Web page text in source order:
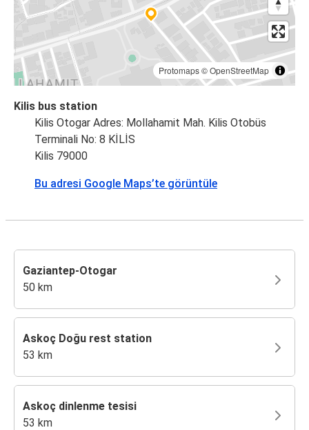
Protomaps©OpenStreetMap
Kilis bus station
Kilis Otogar Adres: Mollahamit Mah. Kilis Otobüs
Terminali No: 8 KİLİS
Kilis 79000
Bu adresi Google Maps’te görüntüle
Gaziantep-Otogar
50 km
Askoç Doğu rest station
53 km
Askoç dinlenme tesisi
53 km